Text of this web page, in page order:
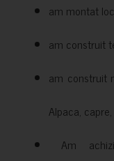
am montat
am construit
am construit
Alpaca,
Am